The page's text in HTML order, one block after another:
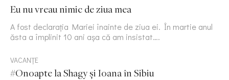
Eu nu vreau nimic de ziua mea
A fost declarația Mariei înainte de ziua ei. În martie anul
ăsta a împlinit 10 ani așa că am insistat….
VACANȚE
#Onoapte la Shagy și Ioana în Sibiu